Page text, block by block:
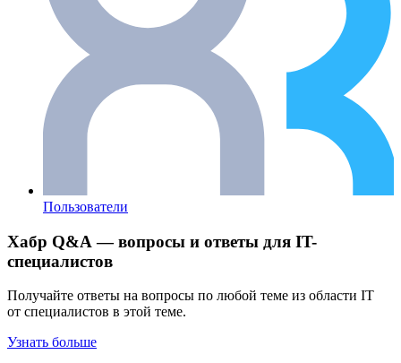
Пользователи
Хабр Q&A — вопросы и ответы для IT-
специалистов
Получайте ответы на вопросы по любой теме из области IT
от специалистов в этой теме.
Узнать больше